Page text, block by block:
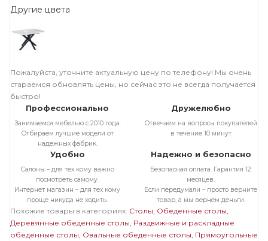
Другие цвета
Пожалуйста, уточните актуальную цену по телефону! Мы очень
стараемся обновлять цены, но сейчас это не всегда получается
быстро!
Профессионально
Занимаемся мебелью с 2010 года.
Отбираем лучшие модели от
надежных фабрик.
Дружелюбно
Отвечаем на вопросы покупателей
в течение 10 минут
Удобно
Салоны – для тех кому важно
посмотреть самому.
Интернет магазин – для тех кому
проще никуда не ходить.
Надежно и безопасно
Безопасная оплата. Гарантия 12
месяцев.
Если передумали – просто верните
товар, а мы вернем деньги.
Похожие товары в категориях: Столы Обеденные столы
Деревянные обеденные столы Раздвижные и раскладные
обеденные столы Овальные обеденные столы Прямоугольные